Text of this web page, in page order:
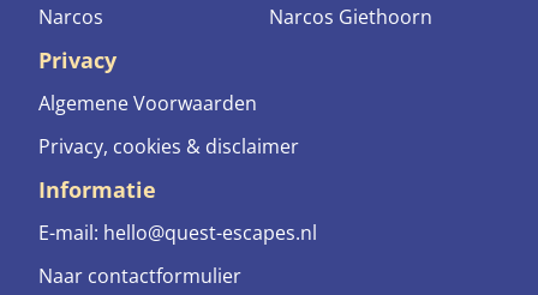
Narcos
Narcos Giethoorn
Privacy
Algemene Voorwaarden
Privacy, cookies & disclaimer
Informatie
E-mail: hello@quest-escapes.nl
Naar contactformulier